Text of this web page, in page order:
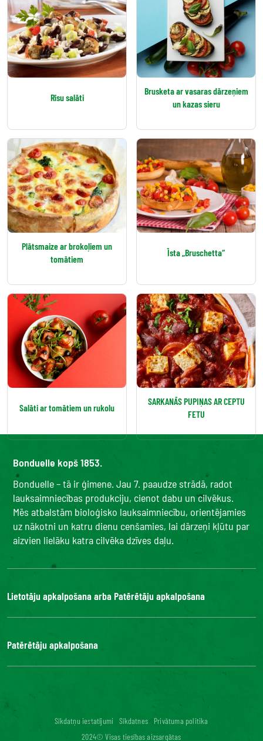
Rīsu salāti
Brusketa ar vasaras dārzeņiem
un kazas sieru
Plātsmaize ar brokoļiem un
tomātiem
Īsta „Bruschetta“
Salāti ar tomātiem un rukolu
SARKANĀS PUPIŅAS AR CEPTU
FETU
Bonduelle kopš 1853.
Bonduelle – tā ir ģimene. Jau 7. paaudze strādā, radot
lauksaimniecības produkciju, cienot dabu un cilvēkus.
Mēs atbalstām bioloģisko lauksaimniecību, orientējamies
uz nākotni un katru dienu cenšamies, lai dārzeņi kļūtu par
aizvien lielāku katra cilvēka dzīves daļu.
Lietotāju apkalpošana arba Patērētāju apkalpošana
Bonduelle Food Service
Patērētāju apkalpošana
Kontakti
Digitālā piekļuve: nav atbilstoša
Sīkdatņu iestatījumi Sīkdatnes
Privātuma politika
2024© Visas tiesības aizsargātas